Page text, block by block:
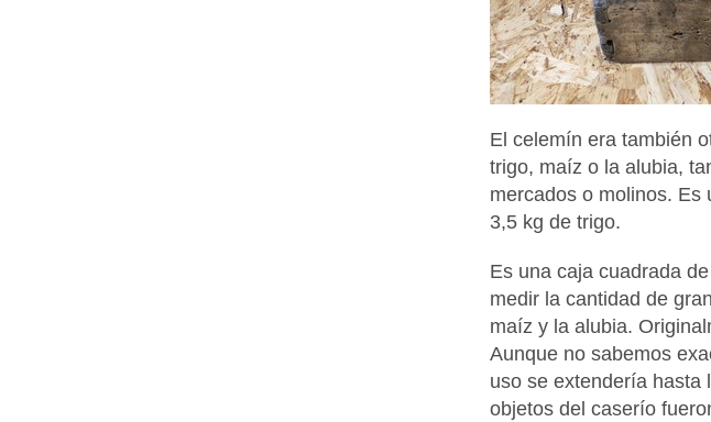
El celemín era también
trigo, maíz o la alubia,
mercados o molinos. Es
3,5 kg de trigo.
Es una caja cuadrada
medir la cantidad de
maíz y la alubia.
Aunque no sabemos
uso se extendería hasta
objetos del caserío